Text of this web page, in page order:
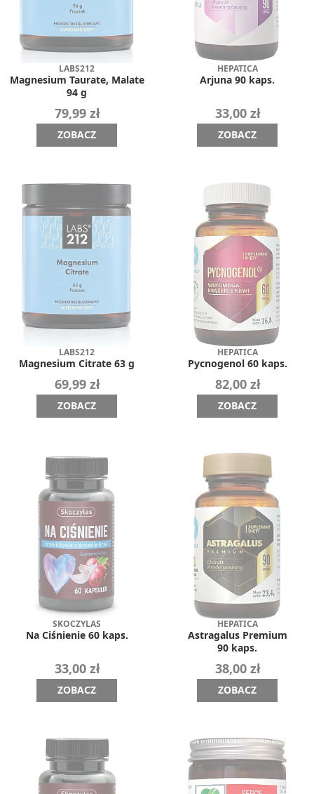
LABS212
Magnesium Taurate, Malate
94 g
79,99 zł
ZOBACZ
HEPATICA
Arjuna 90 kaps.
33,00 zł
ZOBACZ
LABS212
Magnesium Citrate 63 g
69,99 zł
ZOBACZ
HEPATICA
Pycnogenol 60 kaps.
82,00 zł
ZOBACZ
SKOCZYLAS
Na Ciśnienie 60 kaps.
33,00 zł
ZOBACZ
HEPATICA
Astragalus Premium
90 kaps.
38,00 zł
ZOBACZ